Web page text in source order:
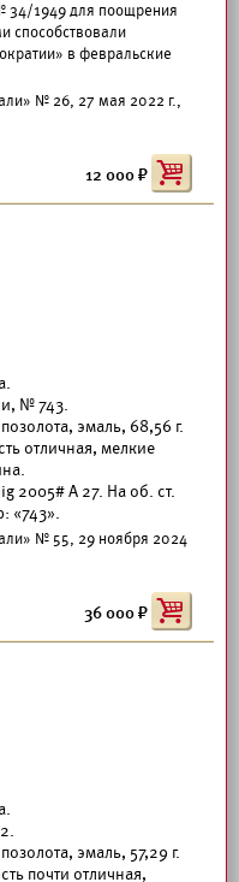
34/1949 для поощрения
способствовали
в февральские
№ 26, 27 мая 2022 г.,
12 000
№ 743.
эмаль, 68,56 г.
отличная, мелкие
2005# А 27. На об. ст.
«743».
№ 55, 29 ноября 2024
36 000
эмаль, 57,29 г.
почти отличная,